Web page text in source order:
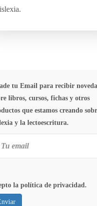
tu Email para recibir
libros, cursos, fichas y otros
que estamos creando
y la lectoescritura.
la política de privacidad.